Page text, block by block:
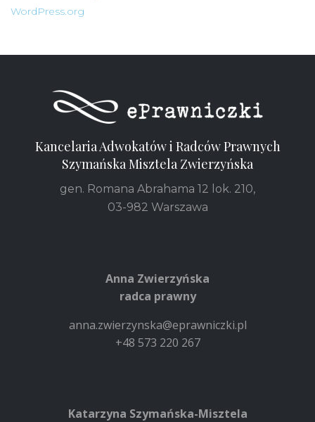
WordPress.org
Kancelaria Adwokatów i Radców Prawnych
Szymańska Misztela Zwierzyńska
gen. Romana Abrahama 12 lok. 210,
03-982 Warszawa
Anna Zwierzyńska
radca prawny
anna.zwierzynska@eprawniczki.pl
+48 573 220 267
Katarzyna Szymańska-Misztela